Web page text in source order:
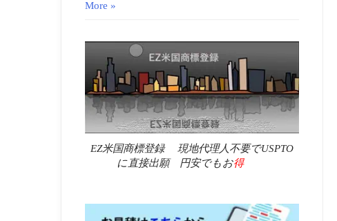
More »
EZ米国商標登録 現地代理人不要でUSPTO
に直接出願 円安でもお得